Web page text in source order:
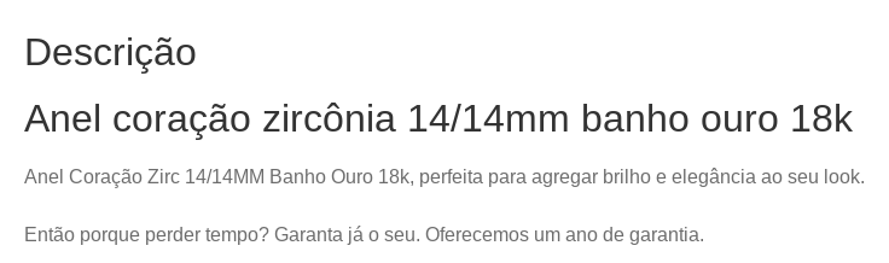
Descrição
Anel coração zircônia 14/14mm banho ouro 18k
Anel Coração Zirc 14/14MM Banho Ouro 18k, perfeita para agregar brilho e elegância ao seu look.
Então porque perder tempo? Garanta já o seu. Oferecemos um ano de garantia.